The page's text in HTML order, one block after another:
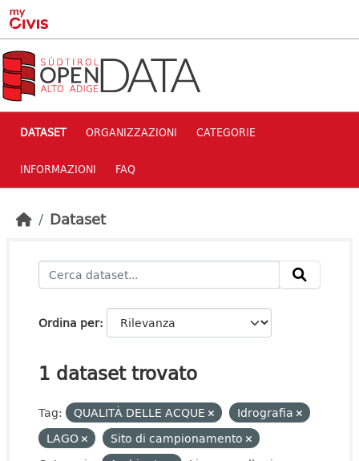
Skip to main content
DATASET ORGANIZZAZIONI CATEGORIE
INFORMAZIONI FAQ
Dataset
Ordina per
1 dataset trovato
Tag: QUALITÀ DELLE ACQUE
Idrografia
LAGO
Sito di campionamento